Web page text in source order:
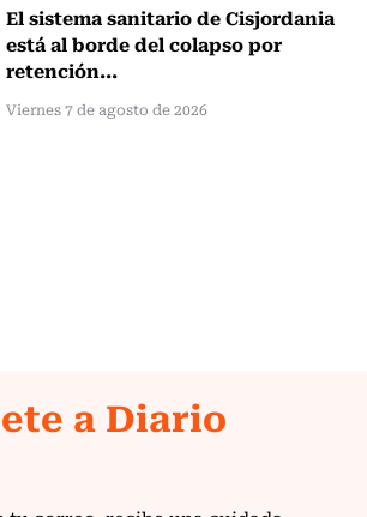
El sistema sanitario de Cisjordania
está al borde del colapso por
retención...
Viernes 7 de agosto de 2026